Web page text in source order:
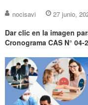
nocisavi 27 junio,
Dar clic en la imagen
Cronograma CAS N° 04-